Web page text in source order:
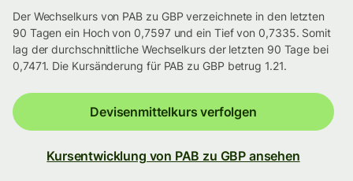
Der Wechselkurs von PAB zu GBP verzeichnete in den letzten
90 Tagen ein Hoch von 0,7597 und ein Tief von 0,7335. Somit
lag der durchschnittliche Wechselkurs der letzten 90 Tage bei
0,7471. Die Kursänderung für PAB zu GBP betrug 1.21.
Devisenmittelkurs verfolgen
Kursentwicklung von PAB zu GBP ansehen